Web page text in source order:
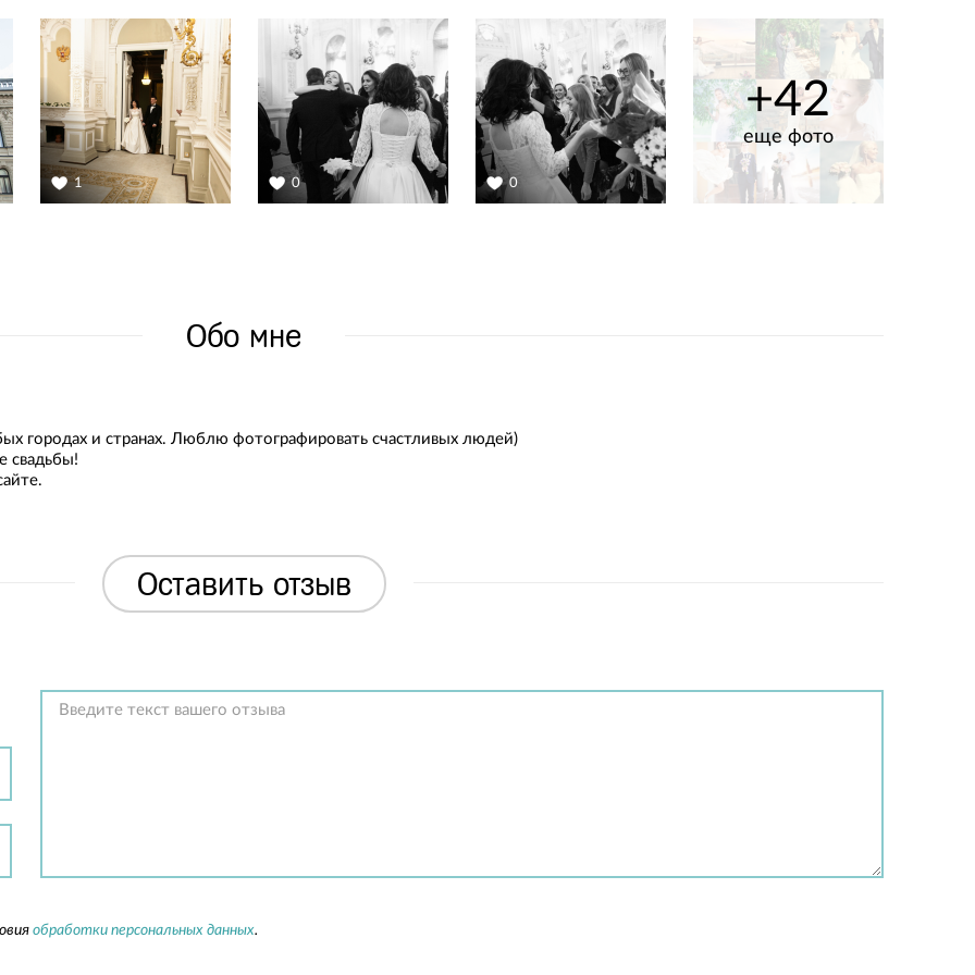
1 0 0
+42
еще фото
Обо мне
городах и странах. Люблю фотографировать счастливых людей)
свадьбы!
Оставить отзыв
обработки персональных данных.